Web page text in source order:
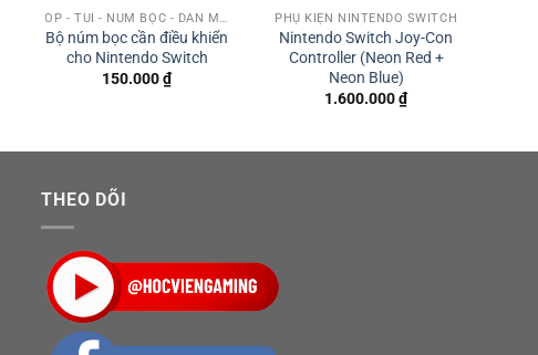
ỐP - TÚI - NÚM BỌC - DÁN MÀN HÌNH
Bộ núm bọc cần điều khiển
cho Nintendo Switch
150.000₫
PHỤ KIỆN NINTENDO SWITCH
Nintendo Switch Joy-Con
Controller (Neon Red +
Neon Blue)
1.600.000₫
THEO DÕI